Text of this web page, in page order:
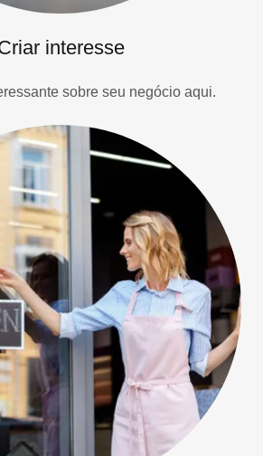
interesse
sobre seu negócio aqui.